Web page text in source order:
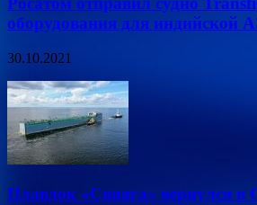
оборудования для индийской
30.10.2021
Плавдок «Свияга» вернулся в